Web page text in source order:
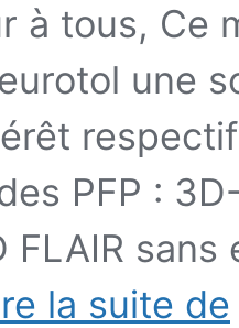
à tous, Ce
une
PFP :
FLAIR
la suite de